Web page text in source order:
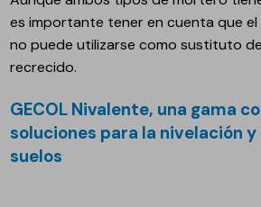
es importante tener en cuenta que
no puede utilizarse como sustituto
recrecido.
GECOL Nivalente, una gama completa de
soluciones para la nivelación
suelos